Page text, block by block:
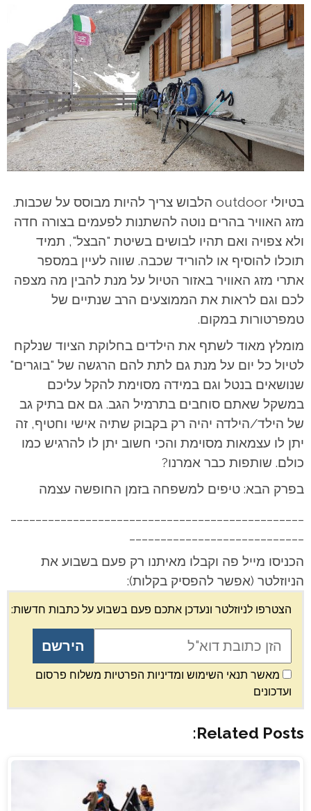
בטיולי outdoor הלבוש צריך להיות מבוסס על שכבות.
מזג האוויר בהרים נוטה להשתנות לפעמים בצורה חדה
ולא צפויה ואם תהיו לבושים בשיטת "הבצל", תמיד
תוכלו להוסיף או להוריד שכבה. שווה לעיין במספר
אתרי מזג האוויר באזור הטיול על מנת להבין מה מצפה
לכם וגם לראות את הממוצעים הרב שנתיים של
טמפרטורות במקום.
מומלץ מאוד לשתף את הילדים בחלוקת הציוד שנלקח
לטיול כל יום על מנת גם לתת להם הרגשה של "בוגרים"
שנושאים בנטל וגם במידה מסוימת להקל עליכם
במשקל שאתם סוחבים בתרמיל הגב. גם אם בתיק גב
של הילד/הילדה יהיה רק בקבוק שתיה אישי וחטיף, זה
יתן לו עצמאות מסוימת והכי חשוב יתן לו להרגיש כמו
כולם. שותפות כבר אמרנו?
בפרק הבא: טיפים למשפחה בזמן החופשה עצמה
הכניסו מייל פה וקבלו מאיתנו רק פעם בשבוע את
הניוזלטר (אפשר להפסיק בקלות):
הצטרפו לניוזלטר ונעדכן אתכם פעם בשבוע על כתבות חדשות:
מאשר תנאי השימוש ומדיניות הפרטיות משלוח פרסום
ועדכונים
Related Posts: